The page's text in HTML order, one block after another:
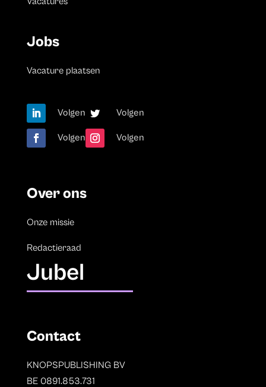
Jobs
Vacature plaatsen
Volgen Volgen
Volgen Volgen
Over ons
Onze missie
Redactieraad
Jubel
Contact
KNOPSPUBLISHING BV
BE 0891.853.731